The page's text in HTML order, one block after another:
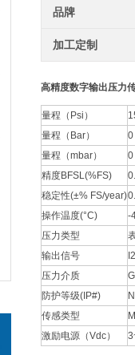
品牌
加工定制
高精度数字输出压力
量程（Psi）
量程（Bar）
0
量程（mbar）
0
精度BFSL(%FS)
稳定性(±% FS/year)
操作温度(°C)
-
压力类型
输出信号
压力介质
防护等级(IP#)
传感类型
激励电源（Vdc）